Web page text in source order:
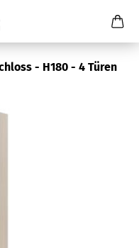
- H180 - 4 Türen